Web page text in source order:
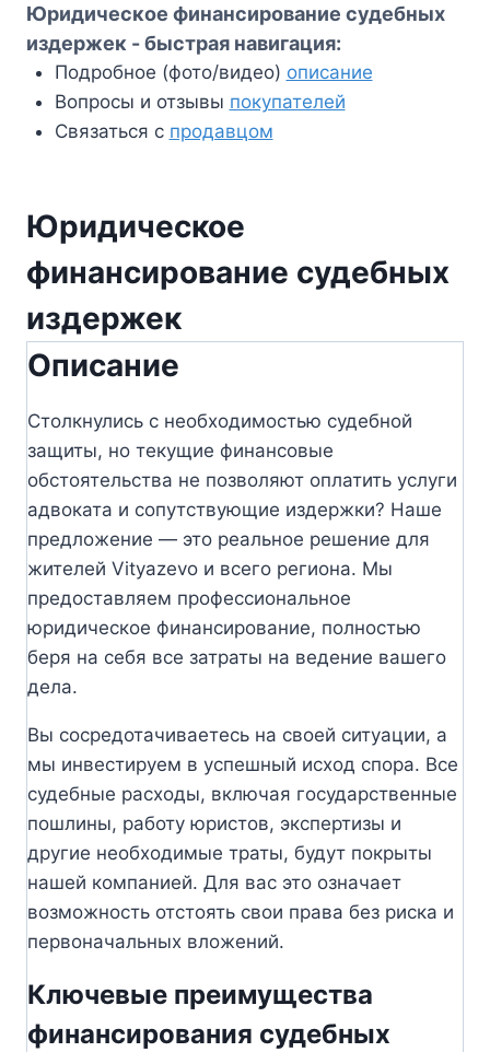
Юридическое финансирование судебных
издержек - быстрая навигация:
Подробное (фото/видео) описание
Вопросы и отзывы покупателей
Связаться с продавцом
Юридическое
финансирование судебных
издержек
Описание
Столкнулись с необходимостью судебной
защиты, но текущие финансовые
обстоятельства не позволяют оплатить услуги
адвоката и сопутствующие издержки? Наше
предложение — это реальное решение для
жителей Vityazevo и всего региона. Мы
предоставляем профессиональное
юридическое финансирование, полностью
беря на себя все затраты на ведение вашего
дела.
Вы сосредотачиваетесь на своей ситуации, а
мы инвестируем в успешный исход спора. Все
судебные расходы, включая государственные
пошлины, работу юристов, экспертизы и
другие необходимые траты, будут покрыты
нашей компанией. Для вас это означает
возможность отстоять свои права без риска и
первоначальных вложений.
Ключевые преимущества
финансирования судебных